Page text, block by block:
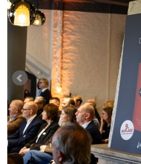
PORTRAITS
VINOPHILES
ARCHIVES
CONCOURS DE VIN
CONCOURS
AVANTAGES
GUIDE MILLÉSIMES
ABONNER
RECHERCHE VINS
NEWSLETTER
GUIDE DU VIGNOBLE
WINE TRADE CLUB
OFFRES D'EMPLOIS
PUBLICITÉ